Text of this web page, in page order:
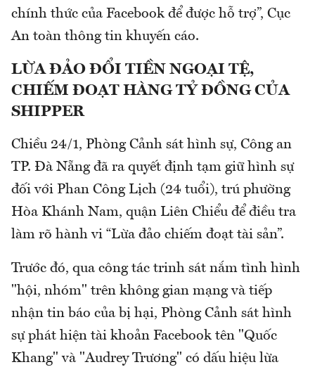
chính thức của Facebook để được hỗ trợ”, Cục
An toàn thông tin khuyến cáo.
LỪA ĐẢO ĐỔI TIỀN NGOẠI TỆ,
CHIẾM ĐOẠT HÀNG TỶ ĐỒNG CỦA
SHIPPER
Chiều 24/1, Phòng Cảnh sát hình sự, Công an
TP. Đà Nẵng đã ra quyết định tạm giữ hình sự
đối với Phan Công Lịch (24 tuổi), trú phường
Hòa Khánh Nam, quận Liên Chiểu để điều tra
làm rõ hành vi “Lừa đảo chiếm đoạt tài sản”.
Trước đó, qua công tác trinh sát nắm tình hình
"hội, nhóm" trên không gian mạng và tiếp
nhận tin báo của bị hại, Phòng Cảnh sát hình
sự phát hiện tài khoản Facebook tên "Quốc
Khang" và "Audrey Trương" có dấu hiệu lừa